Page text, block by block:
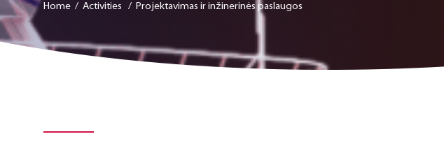
Home / Activities / Projektavimas ir inžinerinės paslaugos